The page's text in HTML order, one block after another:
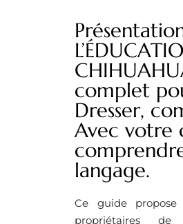
complet
Dresser,
Avec votre
langage.
Ce guide propose
propriétaires de